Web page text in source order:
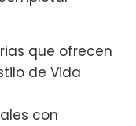
que ofrecen
de Vida
con